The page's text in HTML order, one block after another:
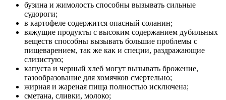
бузина и жимолость способны вызывать сильные
судороги;
в картофеле содержится опасный соланин;
вяжущие продукты с высоким содержанием дубильных
веществ способны вызывать большие проблемы с
пищеварением, так же как и специи, раздражающие
слизистую;
капуста и черный хлеб могут вызывать брожение,
газообразование для хомячков смертельно;
жирная и жареная пища полностью исключена;
сметана, сливки, молоко;